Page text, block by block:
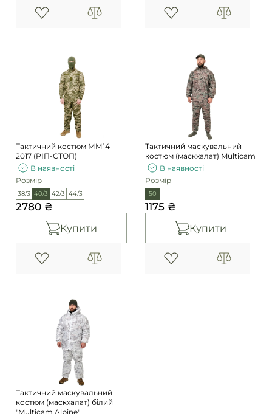
Тактичний костюм ММ14
2017 (РІП-СТОП)
В наявності
Розмір
38/3 40/3 42/3 44/3
2780 ₴
Купити
Тактичний маскувальний
костюм (маскхалат) Multicam
В наявності
Розмір
50
1175 ₴
Купити
Тактичний маскувальний
костюм (маскхалат) білий
"Multicam Alpine"